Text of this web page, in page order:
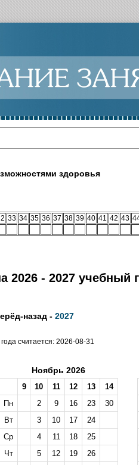
здоровья
33 34 35 36 37 38 39 40 41 42 43
2026 - 2027 учебный
назад - 2027
считается: 2026-08-31
Ноябрь 2026
9 10 11 12 13
14
Пн
2 9 16 23
30
Вт
3 10 17
24
Ср
4 11 18
25
Чт
5 12 19
26